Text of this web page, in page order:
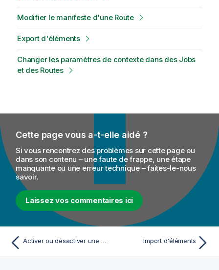
Modifier le manifeste d'une Route
Export d'éléments
Changer les paramètres de contexte dans des Jobs
et des Routes
Cette page vous a-t-elle aidé ?
Si vous rencontrez des problèmes sur cette page ou
dans son contenu – une faute de frappe, une étape
manquante ou une erreur technique – faites-le-nous
savoir.
Laissez vos commentaires ici
Activer ou désactiver une Route Import d'éléments